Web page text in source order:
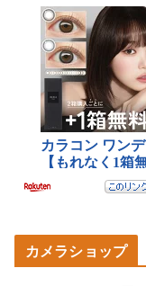
カメラショップ